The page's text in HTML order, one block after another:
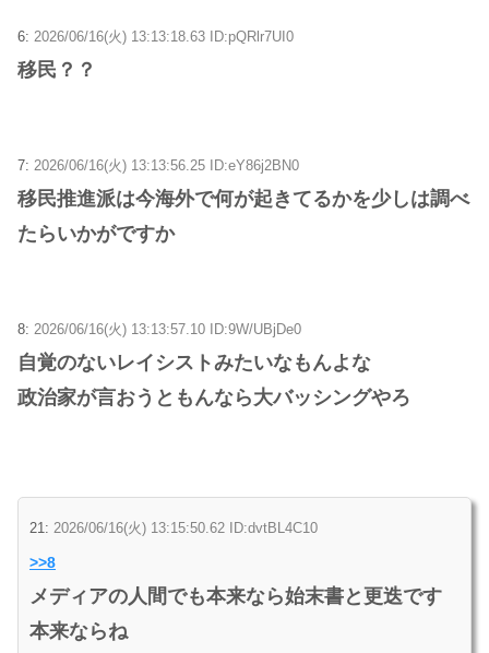
6: 2026/06/16(火) 13:13:18.63 ID:pQRlr7UI0
移民？？
7: 2026/06/16(火) 13:13:56.25 ID:eY86j2BN0
移民推進派は今海外で何が起きてるかを少しは調べ
たらいかがですか
8: 2026/06/16(火) 13:13:57.10 ID:9W/UBjDe0
自覚のないレイシストみたいなもんよな
政治家が言おうともんなら大バッシングやろ
21: 2026/06/16(火) 13:15:50.62 ID:dvtBL4C10
>>8
メディアの人間でも本来なら始末書と更迭です
本来ならね